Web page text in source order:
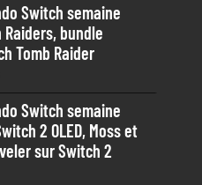
Switch semaine
bundle
Tomb Raider
Switch semaine
2 OLED, Moss et
sur Switch 2